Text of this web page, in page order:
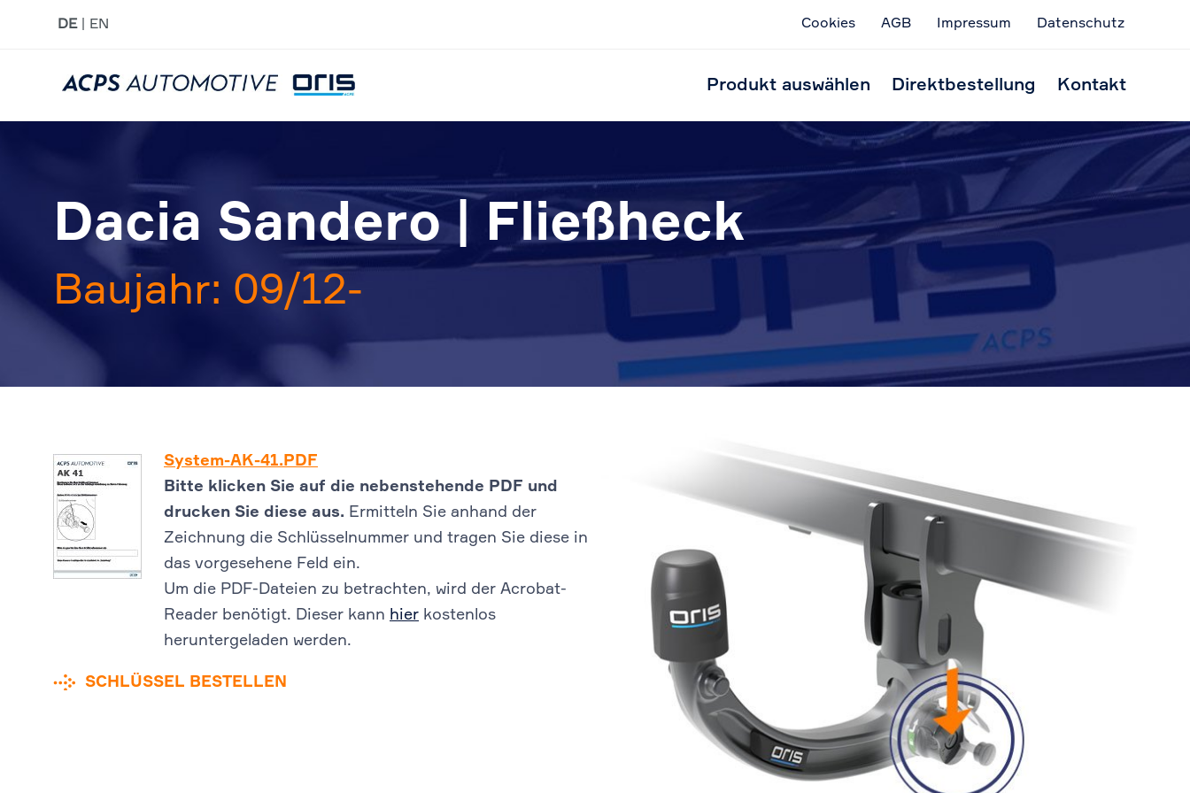
DE EN Cookies AGB Impressum Datenschutz
Produkt auswählen Direktbestellung Kontakt
Dacia Sandero | Fließheck
Baujahr: 09/12-
System-AK-41.PDF
Bitte klicken Sie auf die nebenstehende PDF und
drucken Sie diese aus. Ermitteln Sie anhand der
Zeichnung die Schlüsselnummer und tragen Sie diese in
das vorgesehene Feld ein.
Um die PDF-Dateien zu betrachten, wird der Acrobat-
Reader benötigt. Dieser kann hier kostenlos
heruntergeladen werden.
SCHLÜSSEL BESTELLEN